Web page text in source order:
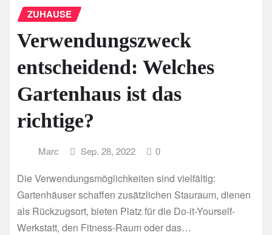
ZUHAUSE
Verwendungszweck
entscheidend: Welches
Gartenhaus ist das
richtige?
Marc Sep. 28, 2022 0
Die Verwendungsmöglichkeiten sind vielfältig:
Gartenhäuser schaffen zusätzlichen Stauraum, dienen
als Rückzugsort, bieten Platz für die Do-it-Yourself-
Werkstatt, den Fitness-Raum oder das…